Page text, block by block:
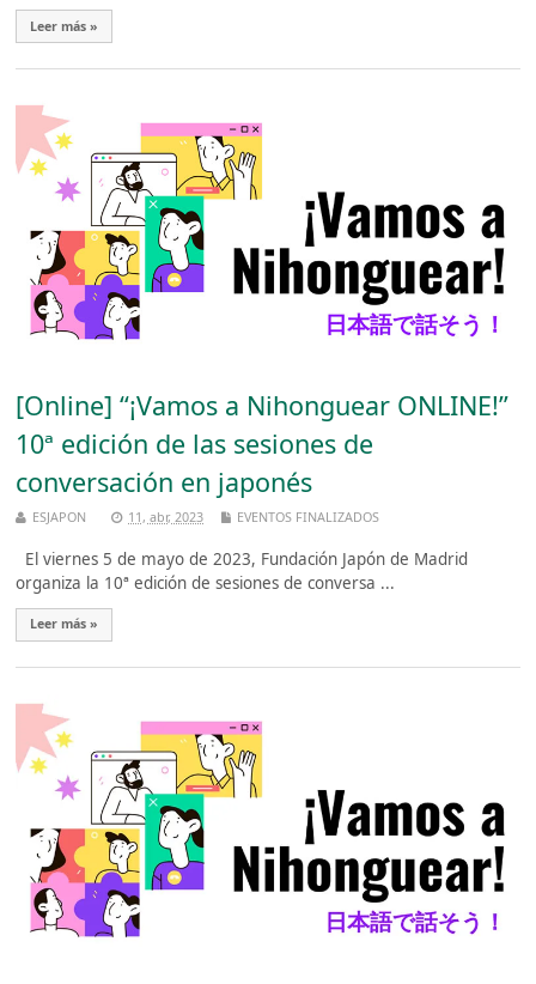
Leer más »
[Online] “¡Vamos a Nihonguear ONLINE!”
10ª edición de las sesiones de
conversación en japonés
ESJAPON 11, abr, 2023 EVENTOS FINALIZADOS
El viernes 5 de mayo de 2023, Fundación Japón de Madrid
organiza la 10ª edición de sesiones de conversa ...
Leer más »